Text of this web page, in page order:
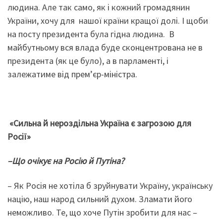
людина. Але так само, як і кожний громадянин
України, хочу для нашої країни кращої долі. І щоби
на посту президента була гідна людина. В
майбутньому вся влада буде сконцентрована не в
президента (як це було), а в парламенті, і
залежатиме від прем’єр-міністра.
«Сильна й нероздільна Україна є загрозою для
Росії»
–Що очікує на Росію й Путіна?
– Як Росія не хотіла б зруйнувати Україну, українську
націю, наш народ сильний духом. Зламати його
неможливо. Те, що хоче Путін зробити для нас –